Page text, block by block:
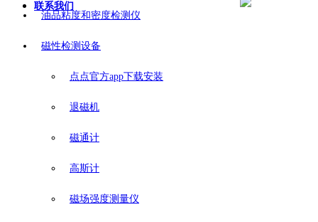
联系我们
油品粘度和密度检测仪
磁性检测设备
点点官方app下载安装
退磁机
磁通计
高斯计
磁场强度测量仪